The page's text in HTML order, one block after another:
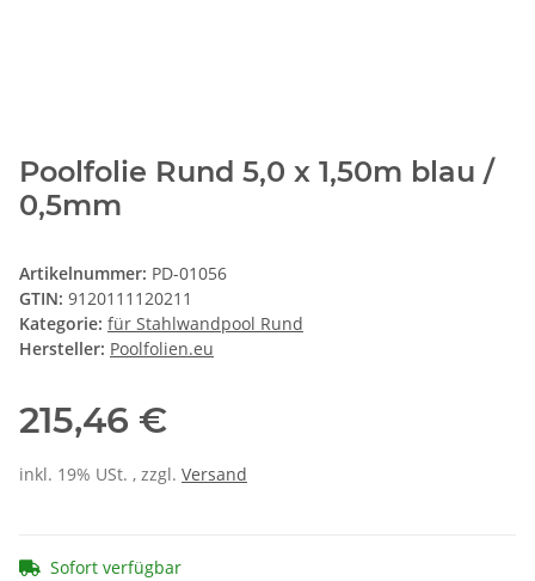
Poolfolie Rund 5,0 x 1,50m blau /
0,5mm
Artikelnummer: PD-01056
GTIN: 9120111120211
Kategorie: für Stahlwandpool Rund
Hersteller: Poolfolien.eu
215,46 €
inkl. 19% USt. , zzgl. Versand
Sofort verfügbar